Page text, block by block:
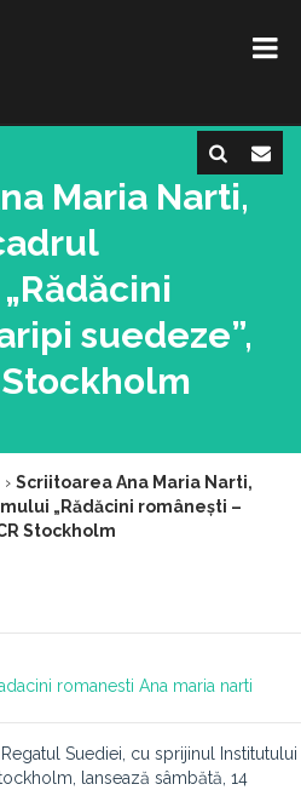
Maria Narti,
suedeze”,
› Scriitoarea Ana Maria Narti,
„Rădăcini românești –
Stockholm
romanesti Ana maria narti
Suediei, cu sprijinul Institutului
lansează sâmbătă, 14